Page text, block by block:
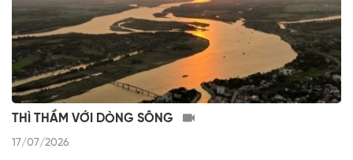
THÌ THẦM VỚI DÒNG SÔNG
17/07/2026